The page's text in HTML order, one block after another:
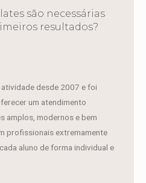
são necessárias
resultados?
desde 2007 e foi
um atendimento
amplos, modernos e bem
profissionais extremamente
aluno de forma individual e